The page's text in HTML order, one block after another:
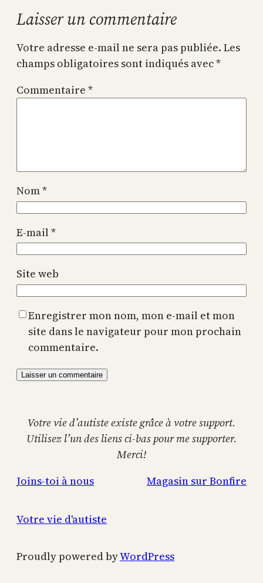
Laisser un commentaire
Votre adresse e-mail ne sera pas publiée. Les
champs obligatoires sont indiqués avec*
Commentaire *
Nom*
E-mail*
Site web
Enregistrer mon nom, mon e-mail et mon
site dans le navigateur pour mon prochain
commentaire.
Votre vie d’autiste existe grâce à votre support.
Utilisez l’un des liens ci-bas pour me supporter.
Merci!
Joins-toi à nous
Magasin sur Bonfire
Votre vie d'autiste
Proudly powered byWordPress